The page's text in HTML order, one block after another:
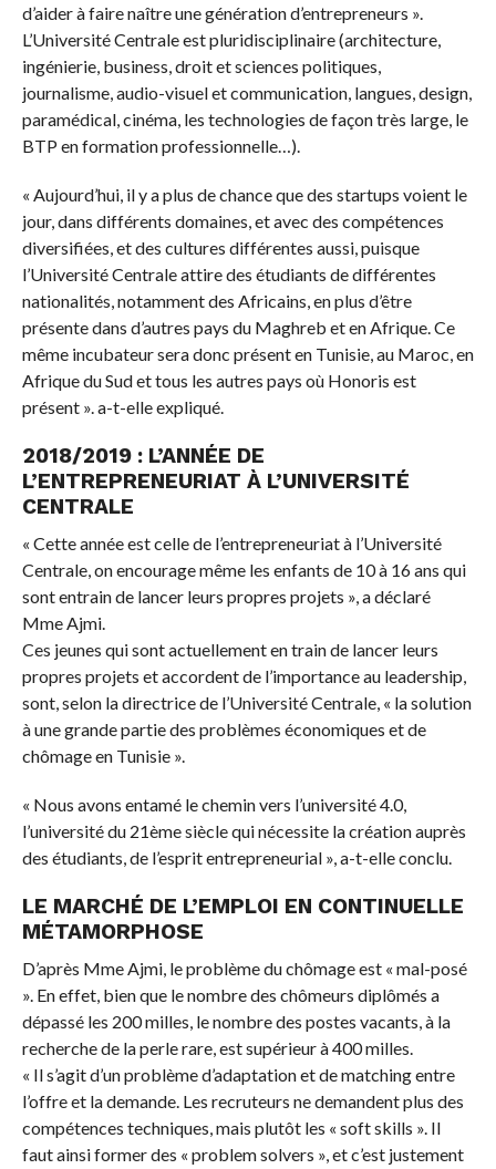
d’aider à faire naître une génération d’entrepreneurs ».
L’Université Centrale est pluridisciplinaire (architecture,
ingénierie, business, droit et sciences politiques,
journalisme, audio-visuel et communication, langues, design,
paramédical, cinéma, les technologies de façon très large, le
BTP en formation professionnelle…).
« Aujourd’hui, il y a plus de chance que des startups voient le
jour, dans différents domaines, et avec des compétences
diversifiées, et des cultures différentes aussi, puisque
l’Université Centrale attire des étudiants de différentes
nationalités, notamment des Africains, en plus d’être
présente dans d’autres pays du Maghreb et en Afrique. Ce
même incubateur sera donc présent en Tunisie, au Maroc, en
Afrique du Sud et tous les autres pays où Honoris est
présent ». a-t-elle expliqué.
2018/2019 : L’ANNÉE DE
L’ENTREPRENEURIAT À L’UNIVERSITÉ
CENTRALE
« Cette année est celle de l’entrepreneuriat à l’Université
Centrale, on encourage même les enfants de 10 à 16 ans qui
sont entrain de lancer leurs propres projets », a déclaré
Mme Ajmi.
Ces jeunes qui sont actuellement en train de lancer leurs
propres projets et accordent de l’importance au leadership,
sont, selon la directrice de l’Université Centrale, « la solution
à une grande partie des problèmes économiques et de
chômage en Tunisie ».
« Nous avons entamé le chemin vers l’université 4.0,
l’université du 21ème siècle qui nécessite la création auprès
des étudiants, de l’esprit entrepreneurial », a-t-elle conclu.
LE MARCHÉ DE L’EMPLOI EN CONTINUELLE
MÉTAMORPHOSE
D’après Mme Ajmi, le problème du chômage est « mal-posé
». En effet, bien que le nombre des chômeurs diplômés a
dépassé les 200 milles, le nombre des postes vacants, à la
recherche de la perle rare, est supérieur à 400 milles.
« Il s’agit d’un problème d’adaptation et de matching entre
l’offre et la demande. Les recruteurs ne demandent plus des
compétences techniques, mais plutôt les « soft skills ». Il
faut ainsi former des « problem solvers », et c’est justement